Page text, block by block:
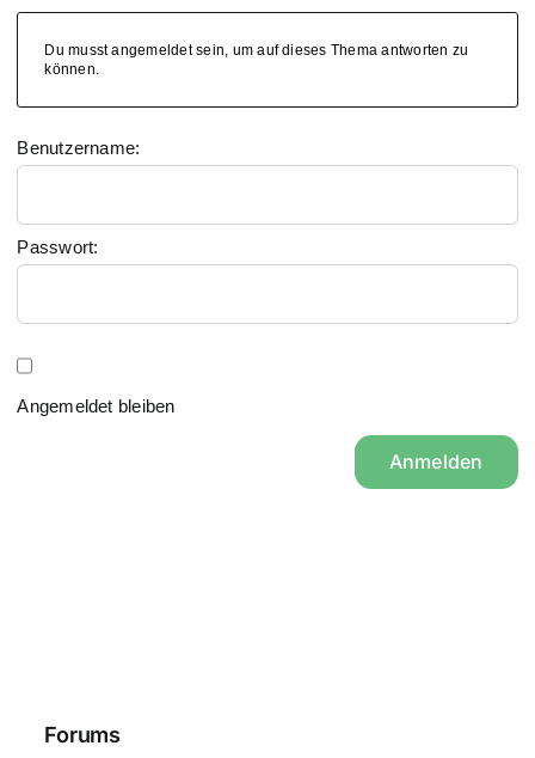
Du musst angemeldet sein, um auf dieses Thema antworten zu
können.
Benutzername:
Passwort:
Angemeldet bleiben
Anmelden
Forums